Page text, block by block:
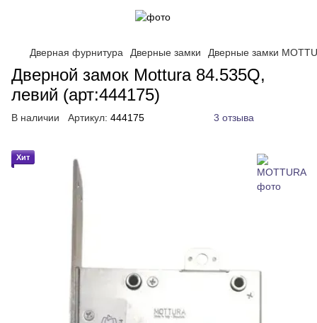
Дверная фурнитура Дверные замки Дверные замки
Дверной замок Mottura 84.535Q,
левий (арт:444175)
В наличии Артикул: 444175 3 отзыва
Хит